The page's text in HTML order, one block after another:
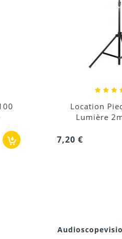
Location
18,00 €